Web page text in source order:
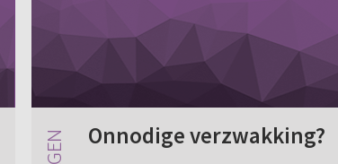
Onnodige verzwakking?